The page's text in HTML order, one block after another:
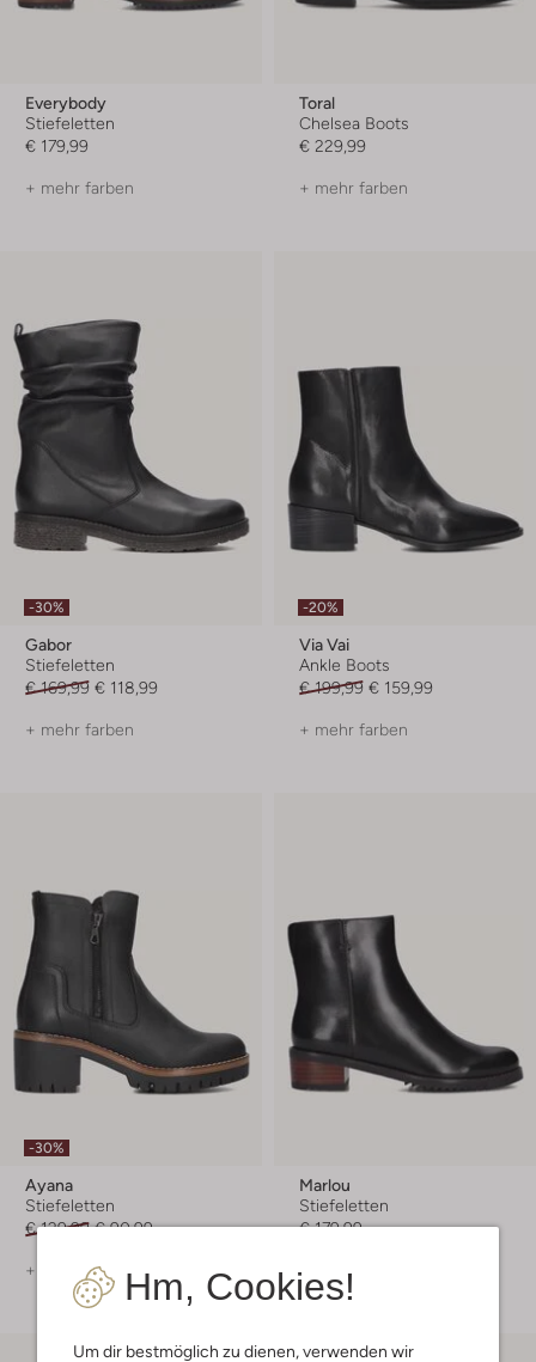
Hm, Cookies!
Um dir bestmöglich zu dienen, verwenden wir
Everybody
Stiefeletten
€ 179,99
+ mehr farben
Toral
Chelsea Boots
€ 229,99
+ mehr farben
-30%
Gabor
Stiefeletten
€ 169,99 € 118,99
+ mehr farben
-20%
Via Vai
Ankle Boots
€ 199,99 € 159,99
+ mehr farben
-30%
Ayana
Stiefeletten
€ 129,99 € 90,99
+ mehr farben
Marlou
Stiefeletten
€ 179,99
+ mehr farben